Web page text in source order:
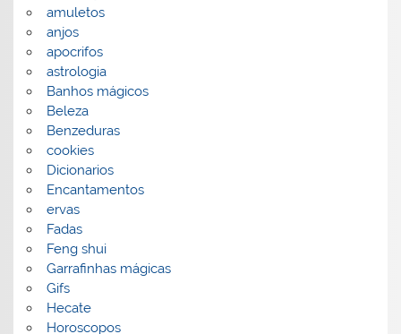
amuletos
anjos
apocrifos
astrologia
Banhos mágicos
Beleza
Benzeduras
cookies
Dicionarios
Encantamentos
ervas
Fadas
Feng shui
Garrafinhas mágicas
Gifs
Hecate
Horoscopos